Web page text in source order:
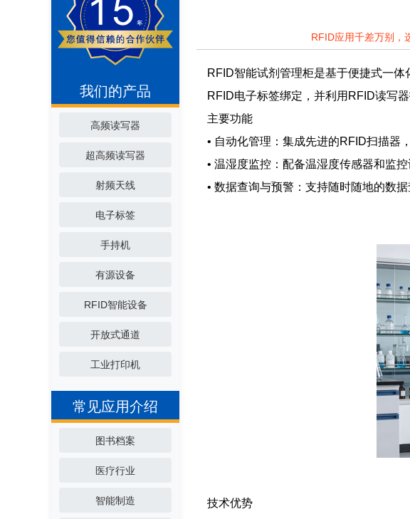
我们的产品
高频读写器
超高频读写器
射频天线
电子标签
手持机
有源设备
RFID智能设备
开放式通道
工业打印机
常见应用介绍
图书档案
医疗行业
智能制造
RFID应用千差万别，
RFID智能试剂管理柜是基于便捷式一
RFID电子标签绑定，并利用RFID读写
主要功能
• 自动化管理：集成先进的RFID扫描器
• 温湿度监控：配备温湿度传感器和监
• 数据查询与预警：支持随时随地的数
技术优势